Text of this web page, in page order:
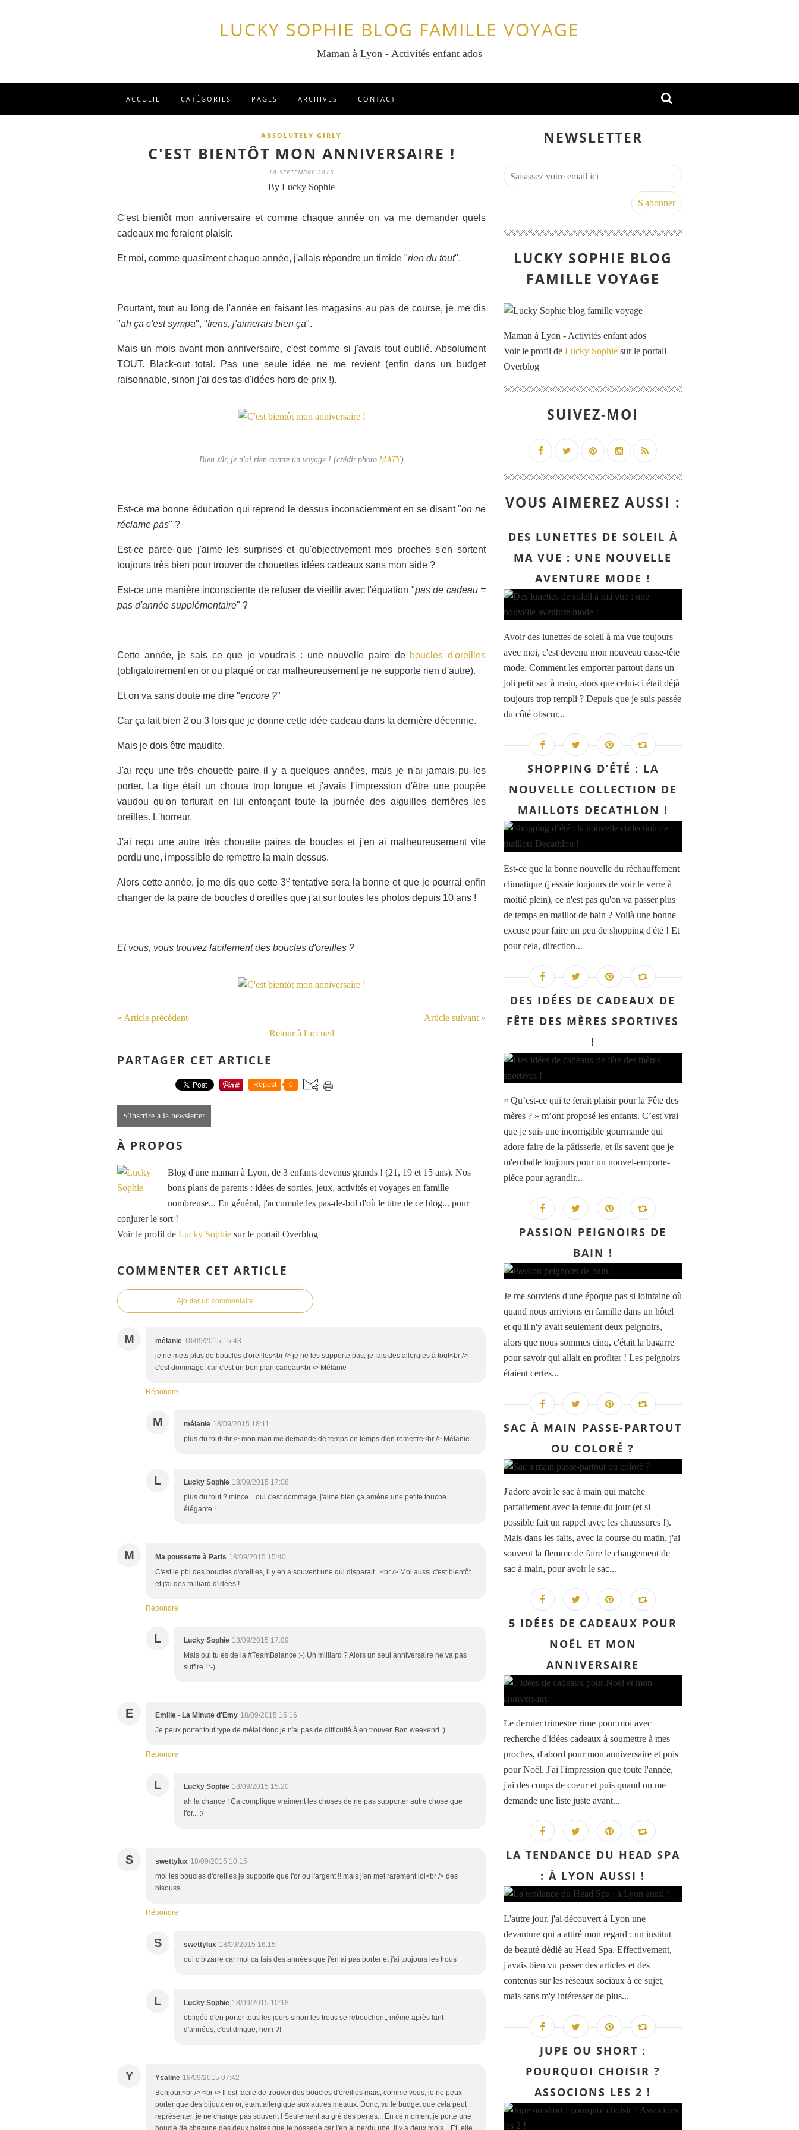
LUCKY SOPHIE BLOG FAMILLE VOYAGE
Maman à Lyon - Activités enfant ados
ACCUEIL CATÉGORIES PAGES ARCHIVES CONTACT
ABSOLUTELY GIRLY
C'EST BIENTÔT MON ANNIVERSAIRE !
18 SEPTEMBRE 2015
By Lucky Sophie
C'est bientôt mon anniversaire et comme chaque année on va me demander quels
cadeaux me feraient plaisir.
Et moi, comme quasiment chaque année, j'allais répondre un timide "rien du tout".
Pourtant, tout au long de l'année en faisant les magasins au pas de course, je me dis
"ah ça c'est sympa", "tiens, j'aimerais bien ça".
Mais un mois avant mon anniversaire, c'est comme si j'avais tout oublié. Absolument
TOUT. Black-out total. Pas une seule idée ne me revient (enfin dans un budget
raisonnable, sinon j'ai des tas d'idées hors de prix !).
Bien sûr, je n'ai rien contre un voyage ! (crédit photo MATY)
Est-ce ma bonne éducation qui reprend le dessus inconsciemment en se disant "on ne
réclame pas" ?
Est-ce parce que j'aime les surprises et qu'objectivement mes proches s'en sortent
toujours très bien pour trouver de chouettes idées cadeaux sans mon aide ?
Est-ce une manière inconsciente de refuser de vieillir avec l'équation "pas de cadeau =
pas d'année supplémentaire" ?
Cette année, je sais ce que je voudrais : une nouvelle paire de boucles d'oreilles
(obligatoirement en or ou plaqué or car malheureusement je ne supporte rien d'autre).
Et on va sans doute me dire "encore ?"
Car ça fait bien 2 ou 3 fois que je donne cette idée cadeau dans la dernière décennie.
Mais je dois être maudite.
J'ai reçu une très chouette paire il y a quelques années, mais je n'ai jamais pu les
porter. La tige était un chouïa trop longue et j'avais l'impression d'être une poupée
vaudou qu'on torturait en lui enfonçant toute la journée des aiguilles derrières les
oreilles. L'horreur.
J'ai reçu une autre très chouette paires de boucles et j'en ai malheureusement vite
perdu une, impossible de remettre la main dessus.
Alors cette année, je me dis que cette 3e tentative sera la bonne et que je pourrai enfin
changer de la paire de boucles d'oreilles que j'ai sur toutes les photos depuis 10 ans !
Et vous, vous trouvez facilement des boucles d'oreilles ?
« Article précédent
Article suivant »
Retour à l'accueil
PARTAGER CET ARTICLE
Repost 0
S'inscrire à la newsletter
À PROPOS
Blog d'une maman à Lyon, de 3 enfants devenus grands ! (21, 19 et 15 ans). Nos
bons plans de parents : idées de sorties, jeux, activités et voyages en famille
nombreuse... En général, j'accumule les pas-de-bol d'où le titre de ce blog... pour
conjurer le sort !
Voir le profil de Lucky Sophie sur le portail Overblog
COMMENTER CET ARTICLE
Ajouter un commentaire
M mélanie 18/09/2015 15:43
je ne mets plus de boucles d'oreilles<br /> je ne les supporte pas, je fais des allergies à tout<br />
c'est dommage, car c'est un bon plan cadeau<br /> Mélanie
Répondre
M mélanie 18/09/2015 18:11
plus du tout<br /> mon mari me demande de temps en temps d'en remettre<br /> Mélanie
L Lucky Sophie 18/09/2015 17:08
plus du tout ? mince... oui c'est dommage, j'aime bien ça amène une petite touche
élégante !
M Ma poussette à Paris 18/09/2015 15:40
C'est le pbl des boucles d'oreilles, il y en a souvent une qui disparait...<br /> Moi aussi c'est bientôt
et j'ai des milliard d'idées !
Répondre
L Lucky Sophie 18/09/2015 17:09
Mais oui tu es de la #TeamBalance :-) Un milliard ? Alors un seul anniversaire ne va pas
suffire ! :-)
E Emilie - La Minute d'Emy 18/09/2015 15:16
Je peux porter tout type de métal donc je n'ai pas de difficulté à en trouver. Bon weekend :)
Répondre
L Lucky Sophie 18/09/2015 15:20
ah la chance ! Ca complique vraiment les choses de ne pas supporter autre chose que
l'or... :/
S swettylux 18/09/2015 10:15
moi les boucles d'oreilles je supporte que l'or ou l'argent !! mais j'en met rarement lol<br /> des
bisouss
Répondre
S swettylux 18/09/2015 16:15
oui c bizarre car moi ca fais des années que j'en ai pas porter et j'ai toujours les trous
L Lucky Sophie 18/09/2015 10:18
obligée d'en porter tous les jours sinon les trous se rebouchent, même après tant
d'années, c'est dingue, hein ?!
Y Ysaline 18/09/2015 07:42
Bonjour,<br /> <br /> Il est facile de trouver des boucles d'oreilles mais, comme vous, je ne peux
porter que des bijoux en or, étant allergique aux autres métaux. Donc, vu le budget que cela peut
représenter, je ne change pas souvent ! Seulement au gré des pertes... En ce moment je porte une
NEWSLETTER
LUCKY SOPHIE BLOG
FAMILLE VOYAGE
Maman à Lyon - Activités enfant ados
Voir le profil de Lucky Sophie sur le portail
Overblog
SUIVEZ-MOI
VOUS AIMEREZ AUSSI :
DES LUNETTES DE SOLEIL À
MA VUE : UNE NOUVELLE
AVENTURE MODE !
Avoir des lunettes de soleil à ma vue toujours
avec moi, c'est devenu mon nouveau casse-tête
mode. Comment les emporter partout dans un
joli petit sac à main, alors que celui-ci était déjà
toujours trop rempli ? Depuis que je suis passée
du côté obscur...
SHOPPING D’ÉTÉ : LA
NOUVELLE COLLECTION DE
MAILLOTS DECATHLON !
Est-ce que la bonne nouvelle du réchauffement
climatique (j'essaie toujours de voir le verre à
moitié plein), ce n'est pas qu'on va passer plus
de temps en maillot de bain ? Voilà une bonne
excuse pour faire un peu de shopping d'été ! Et
pour cela, direction...
DES IDÉES DE CADEAUX DE
FÊTE DES MÈRES SPORTIVES
!
« Qu’est-ce qui te ferait plaisir pour la Fête des
mères ? » m’ont proposé les enfants. C’est vrai
que je suis une incorrigible gourmande qui
adore faire de la pâtisserie, et ils savent que je
m'emballe toujours pour un nouvel-emporte-
pièce pour agrandir...
PASSION PEIGNOIRS DE
BAIN !
Je me souviens d'une époque pas si lointaine où
quand nous arrivions en famille dans un hôtel
et qu'il n'y avait seulement deux peignoirs,
alors que nous sommes cinq, c'était la bagarre
pour savoir qui allait en profiter ! Les peignoirs
étaient certes...
SAC À MAIN PASSE-PARTOUT
OU COLORÉ ?
J'adore avoir le sac à main qui matche
parfaitement avec la tenue du jour (et si
possible fait un rappel avec les chaussures !).
Mais dans les faits, avec la course du matin, j'ai
souvent la flemme de faire le changement de
sac à main, pour avoir le sac...
5 IDÉES DE CADEAUX POUR
NOËL ET MON
ANNIVERSAIRE
Le dernier trimestre rime pour moi avec
recherche d'idées cadeaux à soumettre à mes
proches, d'abord pour mon anniversaire et puis
pour Noël. J'ai l'impression que toute l'année,
j'ai des coups de coeur et puis quand on me
demande une liste juste avant...
LA TENDANCE DU HEAD SPA
: À LYON AUSSI !
L'autre jour, j'ai découvert à Lyon une
devanture qui a attiré mon regard : un institut
de beauté dédié au Head Spa. Effectivement,
j'avais bien vu passer des articles et des
contenus sur les réseaux sociaux à ce sujet,
mais sans m'y intéresser de plus...
JUPE OU SHORT :
POURQUOI CHOISIR ?
ASSOCIONS LES 2 !